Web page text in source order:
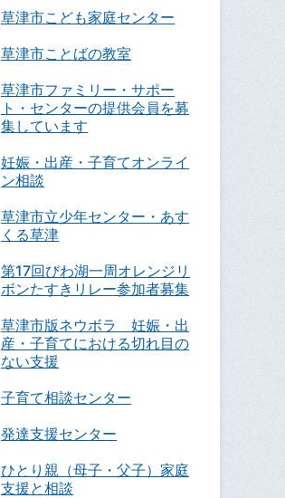
草津市こども家庭センター
草津市ことばの教室
草津市ファミリー・サポー
ト・センターの提供会員を募
集しています
妊娠・出産・子育てオンライ
ン相談
草津市立少年センター・あす
くる草津
第17回びわ湖一周オレンジリ
ボンたすきリレー参加者募集
草津市版ネウボラ 妊娠・出
産・子育てにおける切れ目の
ない支援
子育て相談センター
発達支援センター
ひとり親（母子・父子）家庭
支援と相談